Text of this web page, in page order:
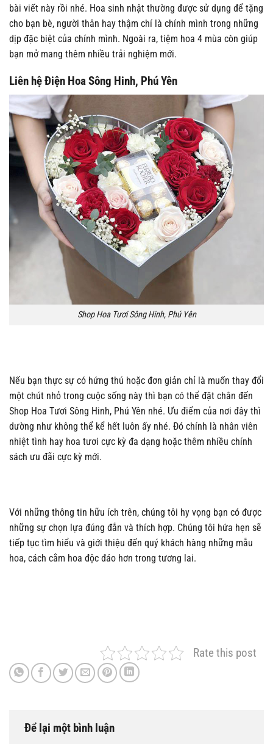
bài viết này rồi nhé. Hoa sinh nhật thường được sử dụng để tặng
cho bạn bè, người thân hay thậm chí là chính mình trong những
dịp đặc biệt của chính mình. Ngoài ra, tiệm hoa 4 mùa còn giúp
bạn mở mang thêm nhiều trải nghiệm mới.
Liên hệ Điện Hoa Sông Hinh, Phú Yên
Shop Hoa Tươi Sông Hinh, Phú Yên
Nếu bạn thực sự có hứng thú hoặc đơn giản chỉ là muốn thay đổi
một chút nhỏ trong cuộc sống này thì bạn có thể đặt chân đến
Shop Hoa Tươi Sông Hinh, Phú Yên nhé. Ưu điểm của nơi đây thì
dường như không thể kể hết luôn ấy nhé. Đó chính là nhân viên
nhiệt tình hay hoa tươi cực kỳ đa dạng hoặc thêm nhiều chính
sách ưu đãi cực kỳ mới.
Với những thông tin hữu ích trên, chúng tôi hy vọng bạn có được
những sự chọn lựa đúng đắn và thích hợp. Chúng tôi hứa hẹn sẽ
tiếp tục tìm hiểu và giới thiệu đến quý khách hàng những mẫu
hoa, cách cắm hoa độc đáo hơn trong tương lai.
Rate this post
Để lại một bình luận